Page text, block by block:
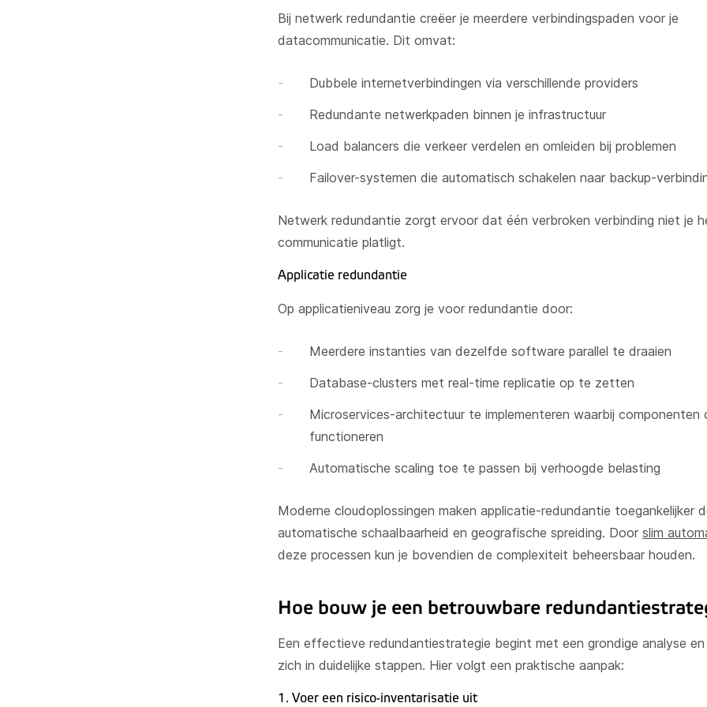
Bij netwerk redundantie creëer je meerdere verbindingspaden voor je
datacommunicatie. Dit omvat:
Dubbele internetverbindingen via verschillende providers
Redundante netwerkpaden binnen je infrastructuur
Load balancers die verkeer verdelen en omleiden bij problemen
Failover-systemen die automatisch schakelen naar backup-
Netwerk redundantie zorgt ervoor dat één verbroken verbinding niet je
communicatie platligt.
Applicatie redundantie
Op applicatieniveau zorg je voor redundantie door:
Meerdere instanties van dezelfde software parallel te draaien
Database-clusters met real-time replicatie op te zetten
Microservices-architectuur te implementeren waarbij componenten
functioneren
Automatische scaling toe te passen bij verhoogde belasting
Moderne cloudoplossingen maken applicatie-redundantie toegankelijker
automatische schaalbaarheid en geografische spreiding. Door slim
deze processen kun je bovendien de complexiteit beheersbaar houden.
Hoe bouw je een betrouwbare
Een effectieve redundantiestrategie begint met een grondige analyse
zich in duidelijke stappen. Hier volgt een praktische aanpak:
1. Voer een risico-inventarisatie uit